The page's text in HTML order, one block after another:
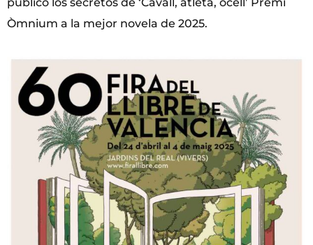
Òmnium a la mejor novela de 2025.